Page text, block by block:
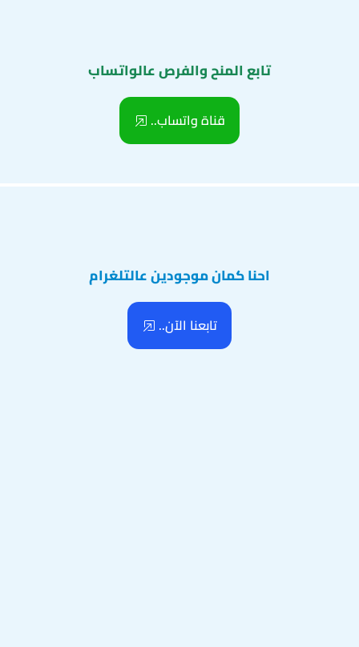
تابع المنح والفرص عالواتساب
قناة واتساب..
احنا كمان موجودين عالتلغرام
تابعنا الآن..